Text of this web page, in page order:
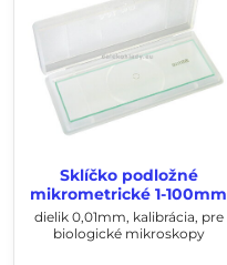
Sklíčko podložné
mikrometrické 1-100mm
dielik 0,01mm, kalibrácia, pre
biologické mikroskopy